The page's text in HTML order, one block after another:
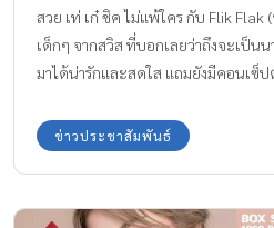
จาก Flik Flak
สวย เท่ เก๋ ชิค ไม่แพ้ใคร กับ Flik
เด็กๆ จากสวิส ที่บอกเลยว่าถึงจะเป็น
มาได้น่ารักและสดใส แถมยังมีคอนเซ็
เรียนรู้เรื่องเวลา และเสริมสร้างจินตนา
LIFE และ SHINE BRIGHT รับรองว่าเ
อยากจะถอดกันเลยทีเดียวหละ เริ่มกั
ข่าวประชาสัมพันธ์